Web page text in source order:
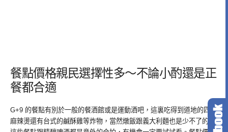
餐點價格親民選擇性多～不論小酌還是正
餐都合適
G+9 的餐點有別於一般的餐酒館或是運動酒吧，這裏吃得到道地的四川
麻辣燙還有台式的鹹酥雞等炸物，當然燉飯跟義大利麵也是少不了的，